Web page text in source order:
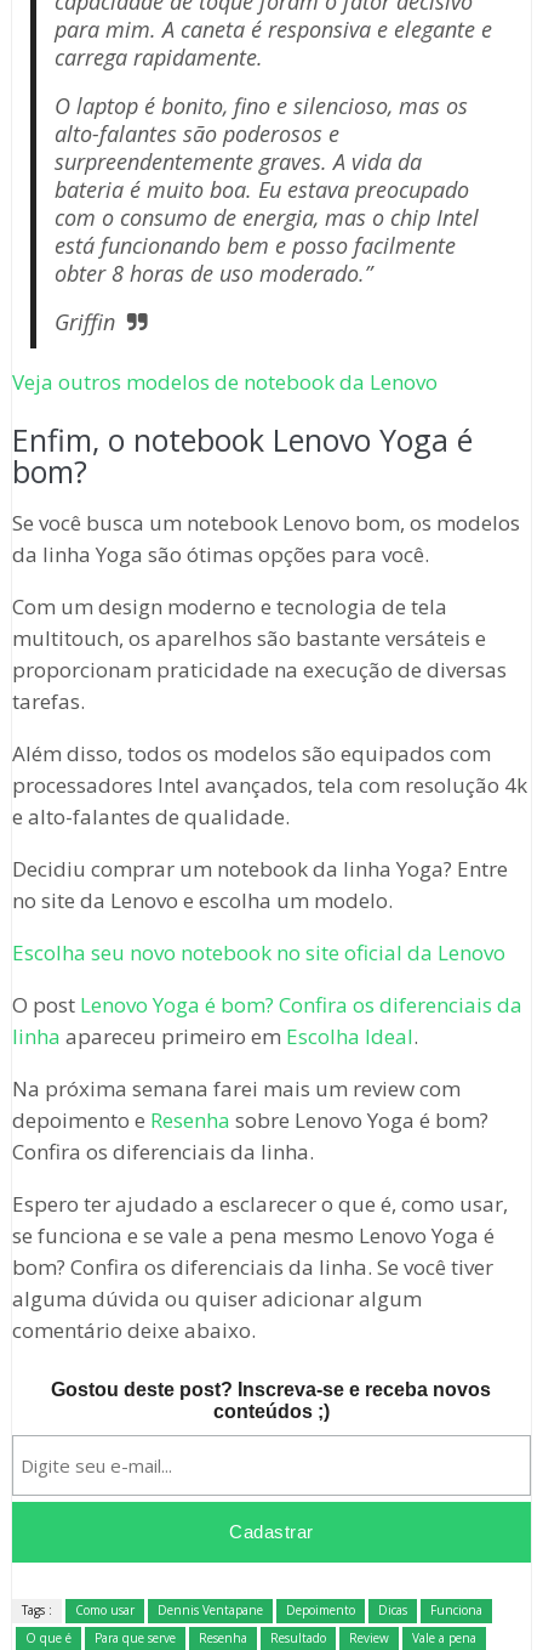
para mim. A caneta é responsiva e elegante e
carrega rapidamente.
O laptop é bonito, fino e silencioso, mas os
alto-falantes são poderosos e
surpreendentemente graves. A vida da
bateria é muito boa. Eu estava preocupado
com o consumo de energia, mas o chip Intel
está funcionando bem e posso facilmente
obter 8 horas de uso moderado.”
Griffin
Veja outros modelos de notebook da Lenovo
Enfim, o notebook Lenovo Yoga é
bom?
Se você busca um notebook Lenovo bom, os modelos
da linha Yoga são ótimas opções para você.
Com um design moderno e tecnologia de tela
multitouch, os aparelhos são bastante versáteis e
proporcionam praticidade na execução de diversas
tarefas.
Além disso, todos os modelos são equipados com
processadores Intel avançados, tela com resolução 4k
e alto-falantes de qualidade.
Decidiu comprar um notebook da linha Yoga? Entre
no site da Lenovo e escolha um modelo.
Escolha seu novo notebook no site oficial da Lenovo
O post Lenovo Yoga é bom? Confira os diferenciais da
linha apareceu primeiro em Escolha Ideal.
Na próxima semana farei mais um review com
depoimento e Resenha sobre Lenovo Yoga é bom?
Confira os diferenciais da linha.
Espero ter ajudado a esclarecer o que é, como usar,
se funciona e se vale a pena mesmo Lenovo Yoga é
bom? Confira os diferenciais da linha. Se você tiver
alguma dúvida ou quiser adicionar algum
comentário deixe abaixo.
Gostou deste post? Inscreva-se e receba novos
conteúdos ;)
Tags : Como usar Dennis Ventapane Depoimento Dicas
Funciona
O que é
Para que serve Resenha Resultado Review Vale a pena